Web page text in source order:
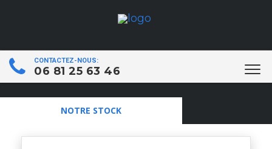
CONTACTEZ-NOUS:
06 81 25 63 46
NOTRE STOCK